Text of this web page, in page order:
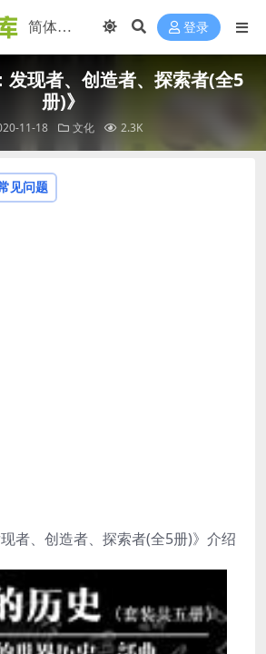
登录
发现者、创造者、探索者(全5
册)》
11-18 文化 2.3K
见问题
现者、创造者、探索者(全5册)》介绍